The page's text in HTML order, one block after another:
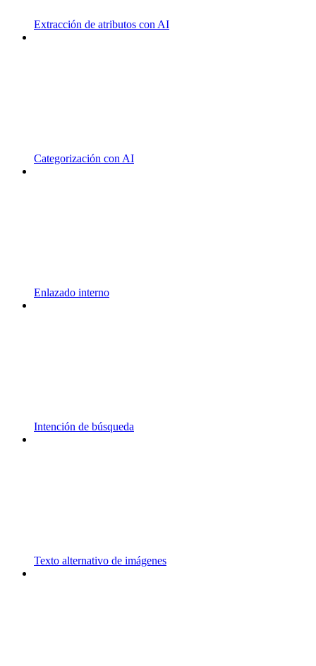
Extracción de atributos con AI
Categorización con AI
Enlazado interno
Intención de búsqueda
Texto alternativo de imágenes